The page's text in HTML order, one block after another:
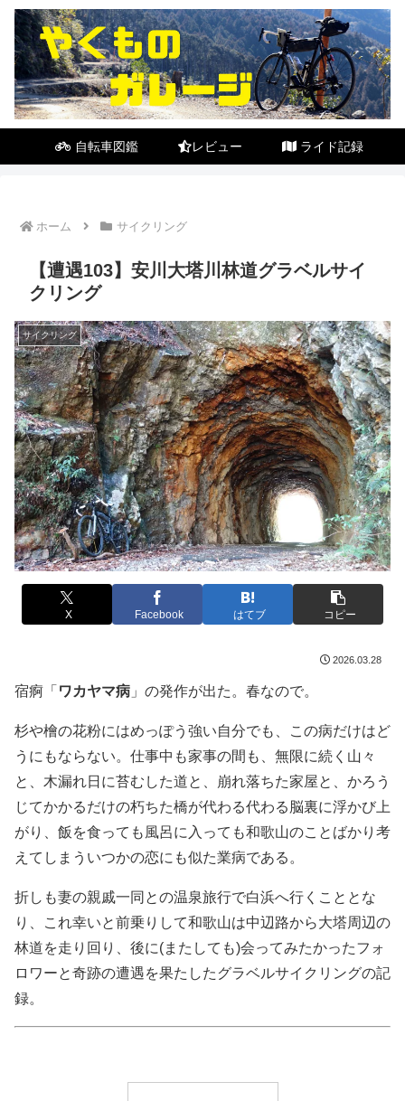
自転車図鑑 レビュー ライド記録
ホーム サイクリング
【遭遇103】安川大塔川林道グラベルサイ
クリング
サイクリング
X Facebook はてブ コピー
2026.03.28
宿痾「 ワカヤマ病 」の発作が出た。春なので。
杉や檜の花粉にはめっぽう強い自分でも、この病だけはど
うにもならない。仕事中も家事の間も、無限に続く山々
と、木漏れ日に苔むした道と、崩れ落ちた家屋と、かろう
じてかかるだけの朽ちた橋が代わる代わる脳裏に浮かび上
がり、飯を食っても風呂に入っても和歌山のことばかり考
えてしまういつかの恋にも似た業病である。
折しも妻の親戚一同との温泉旅行で白浜へ行くこととな
り、これ幸いと前乗りして和歌山は中辺路から大塔周辺の
林道を走り回り、後に(またしても)会ってみたかったフォ
ロワーと奇跡の遭遇を果たしたグラベルサイクリングの記
録。